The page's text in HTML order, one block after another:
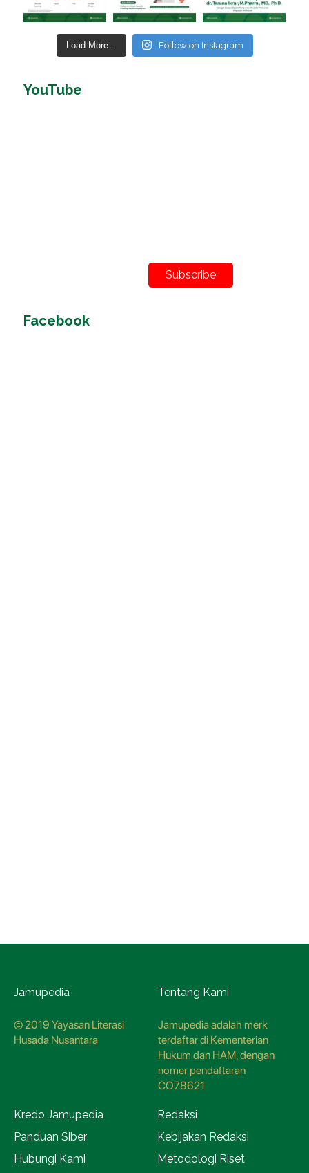
Load More... Follow on Instagram
YouTube
Jamupedia adalah merk
terdaftar di Kementerian
Hukum dan HAM, dengan
CO78621
Kredo Jamupedia
Redaksi
Panduan Siber
Kebijakan Redaksi